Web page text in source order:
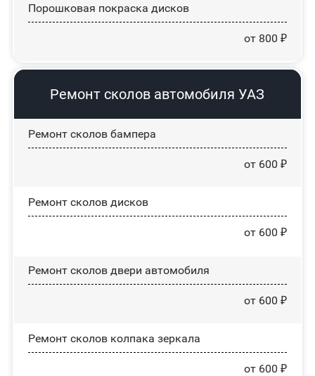
Порошковая покраска дисков
от 800 ₽
Ремонт сколов автомобиля УАЗ
Ремонт сколов бампера
от 600 ₽
Ремонт сколов дисков
от 600 ₽
Ремонт сколов двери автомобиля
от 600 ₽
Ремонт сколов колпака зеркала
от 600 ₽